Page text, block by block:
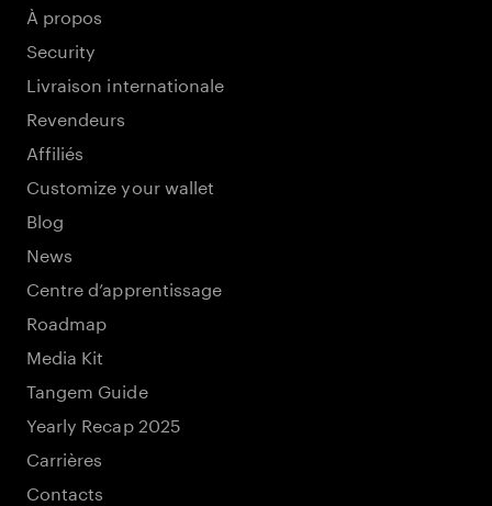
À propos
Security
Livraison internationale
Revendeurs
Affiliés
Customize your wallet
Blog
News
Centre d’apprentissage
Roadmap
Media Kit
Tangem Guide
Yearly Recap 2025
Carrières
Contacts